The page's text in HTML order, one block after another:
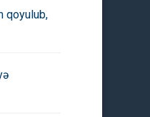
qoyulub,